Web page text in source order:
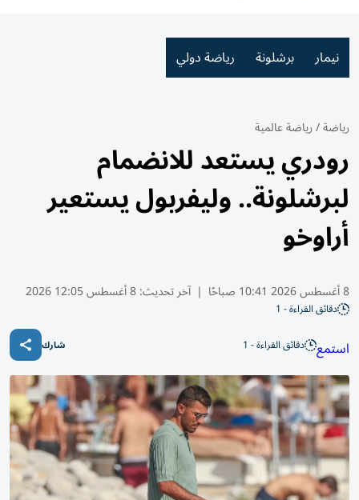
نيمار برشلونة رياضة دولي
رياضة/رياضة عالمية
رودري يستعد للانضمام
لبرشلونة.. وليفربول يستعير
أراوخو
8 أغسطس 2026 10:41 صباحًا | آخر تحديث:8 أغسطس 12:05 2026
دقائق القراءة - 1
استمع دقائق القراءة - 1 شارك